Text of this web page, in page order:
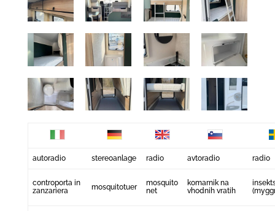
autoradio stereoanlage radio avtoradio radio
controporta in
zanzariera
mosquitotuer
mosquito
net
komarnik na
vhodnih vratih